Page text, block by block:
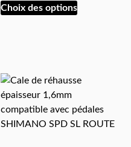
Choix des options